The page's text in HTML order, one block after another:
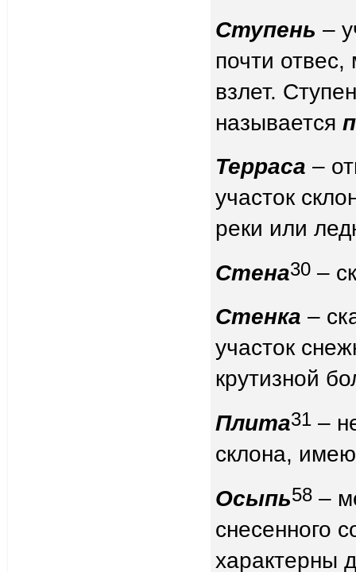
Ступень –
почти отвес,
взлет.
называется
Терраса –
участок
реки или
Стена30 –
Стенка –
участок
крутизной
Плита31 –
склона,
Осыпь58 –
снесенного
характерны